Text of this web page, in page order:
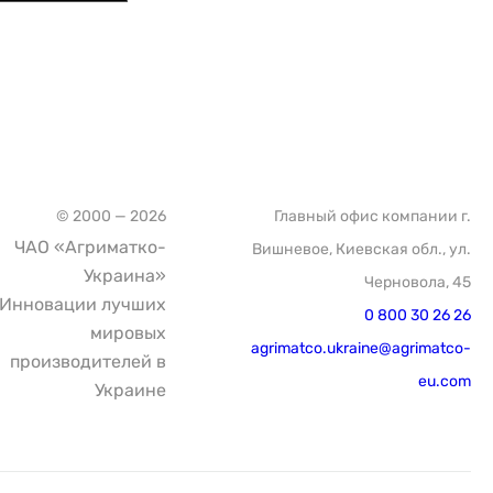
© 2000 — 2026
ЧАО «Агриматко-
Украина»
Инновации лучших
мировых
производителей в
Украине
Главный офис компании г.
Вишневое, Киевская обл., ул.
Черновола, 45
0 800 30 26 26
agrimatco.ukraine@agrimatco-
eu.com